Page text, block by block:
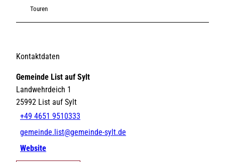
Touren
Kontaktdaten
Gemeinde List auf Sylt
Landwehrdeich 1
25992 List auf Sylt
+49 4651 9510333
gemeinde.list@gemeinde-sylt.de
Website